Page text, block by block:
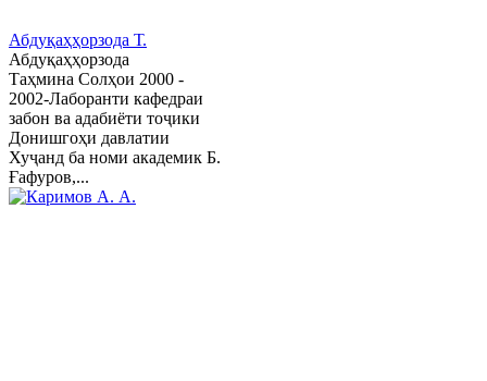
Абдуқаҳҳорзода Т.
Абдуқаҳҳорзода
Таҳмина Солҳои 2000 -
2002-Лаборанти кафедраи
забон ва адабиёти тоҷики
Донишгоҳи давлатии
Хуҷанд ба номи академик Б.
Ғафуров,...